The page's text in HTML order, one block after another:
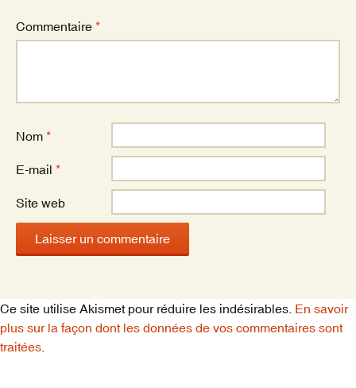
Commentaire *
Nom *
E-mail *
Site web
Ce site utilise Akismet pour réduire les indésirables. En savoir
plus sur la façon dont les données de vos commentaires sont
traitées